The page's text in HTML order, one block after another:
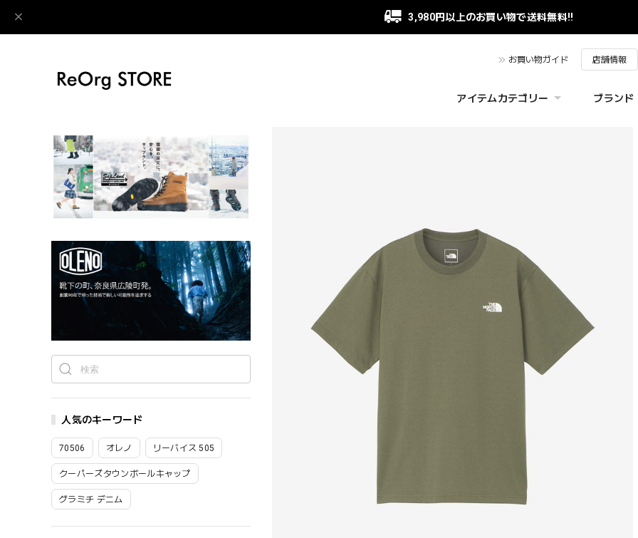
3,980円以上のお買い物で送料無料!!
お買い物ガイド 店舗情報
アイテムカテゴリー ブランド
人気のキーワード
70506 オレノ リーバイス 505
クーパーズタウンボールキャップ
グラミチ デニム